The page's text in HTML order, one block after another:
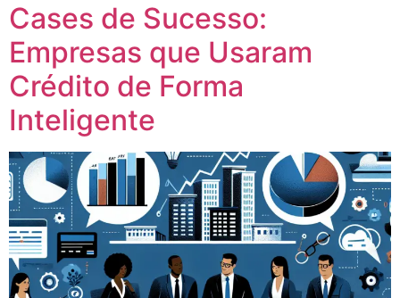
Cases de Sucesso:
Empresas que Usaram
Crédito de Forma
Inteligente